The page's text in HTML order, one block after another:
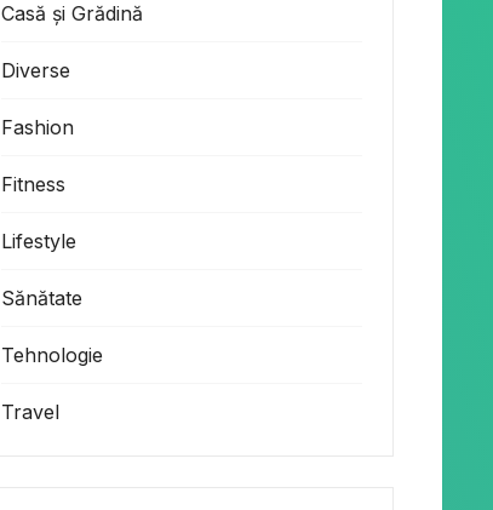
Casă și Grădină
Diverse
Fashion
Fitness
Lifestyle
Sănătate
Tehnologie
Travel